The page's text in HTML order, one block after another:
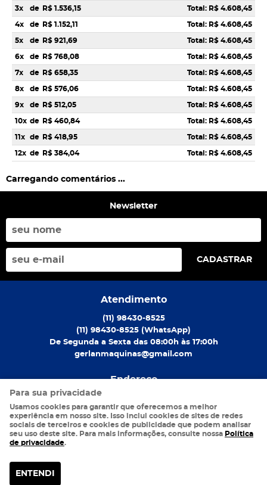
3x de R$ 1.536,15 Total: R$ 4.608,45
4x de R$ 1.152,11 Total: R$ 4.608,45
5x de R$ 921,69 Total: R$ 4.608,45
6x de R$ 768,08 Total: R$ 4.608,45
7x de R$ 658,35 Total: R$ 4.608,45
8x de R$ 576,06 Total: R$ 4.608,45
9x de R$ 512,05 Total: R$ 4.608,45
10x de R$ 460,84 Total: R$ 4.608,45
11x de R$ 418,95 Total: R$ 4.608,45
12x de R$ 384,04 Total: R$ 4.608,45
Carregando comentários ...
Newsletter
CADASTRAR
Atendimento
(11) 98430-8525
(11) 98430-8525 (WhatsApp)
De Segunda a Sexta das 08:00h às 17:00h
gerlanmaquinas@gmail.com
Endereço
Rua São Caetano, S/N
CEP: 01104-001
LOJA VIRTUAL CRIADA POR
Para sua privacidade
Usamos cookies para garantir que oferecemos a melhor
experiência em nosso site. Isso inclui cookies de sites de redes
sociais de terceiros e cookies de publicidade que podem analisar
seu uso deste site. Para mais informações, consulte nossa Política
de privacidade.
ENTENDI